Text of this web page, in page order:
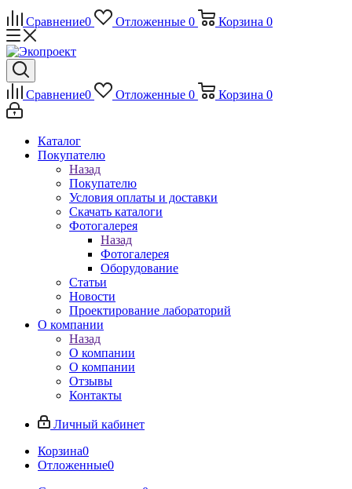
Сравнение0 Отложенные 0 Корзина 0
Сравнение0 Отложенные 0 Корзина 0
Каталог
Покупателю
Назад
Покупателю
Условия оплаты и доставки
Скачать каталоги
Фотогалерея
Назад
Фотогалерея
Оборудование
Статьи
Новости
Проектирование лабораторий
О компании
Назад
О компании
О компании
Отзывы
Контакты
Личный кабинет
Корзина0
Отложенные0